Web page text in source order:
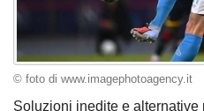
© foto di www.imagephotoagency.it
Soluzioni inedite e